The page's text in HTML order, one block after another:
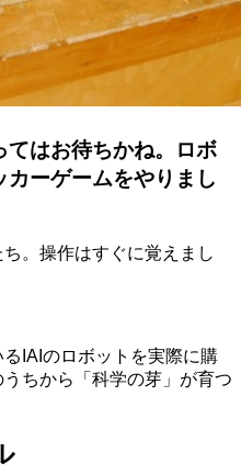
はお待ちかね。ロボ
カーゲームをやりまし
。操作はすぐに覚えまし
IAIのロボットを実際に購
ちから「科学の芽」が育つ